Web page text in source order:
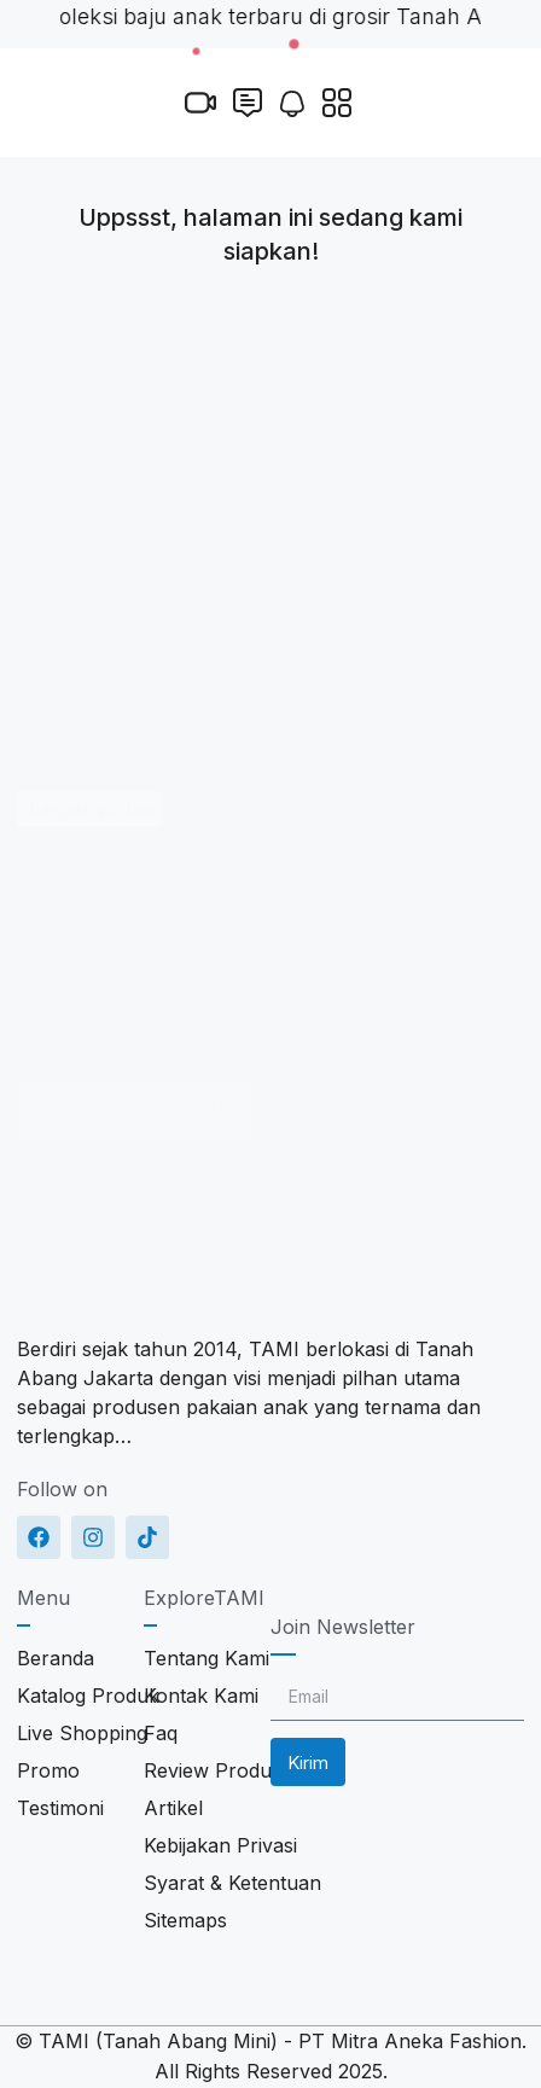
✨ Koleksi baju anak terbaru di grosir Tanah
Uppssst, halaman ini sedang kami
siapkan!
Berdiri sejak tahun 2014, TAMI berlokasi di Tanah
Abang Jakarta dengan visi menjadi pilhan utama
sebagai produsen pakaian anak yang ternama dan
terlengkap…
Follow on
Menu
Beranda
Katalog Produk
Live Shopping
Promo
Testimoni
ExploreTAMI
Tentang Kami
Kontak Kami
Faq
Review Produk
Artikel
Kebijakan Privasi
Syarat & Ketentuan
Sitemaps
Join Newsletter
Kirim
© TAMI (Tanah Abang Mini) - PT Mitra Aneka Fashion.
All Rights Reserved 2025.